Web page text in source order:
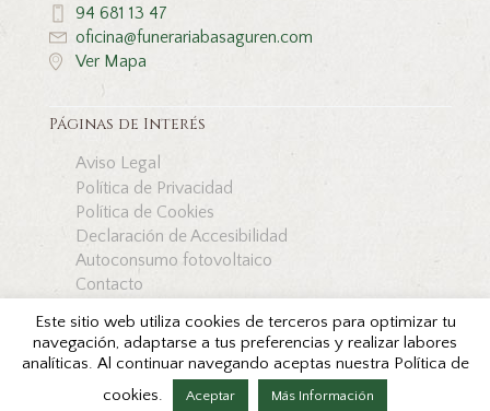
94 681 13 47
oficina@funerariabasaguren.com
Ver Mapa
Páginas de Interés
Aviso Legal
Política de Privacidad
Política de Cookies
Declaración de Accesibilidad
Autoconsumo fotovoltaico
Contacto
Copyright © Funeraria Basaguren 2026. Todos los
derechos reservados by
Este sitio web utiliza cookies de terceros para optimizar tu
navegación, adaptarse a tus preferencias y realizar labores
analíticas. Al continuar navegando aceptas nuestra Política de
cookies.
Aceptar Más Información